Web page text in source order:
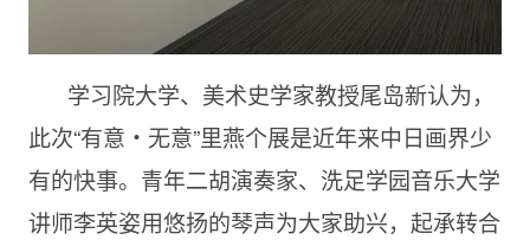
学习院大学、美术史学家教授尾岛新认为，
此次“有意・无意”里燕个展是近年来中日画界少
有的快事。青年二胡演奏家、洗足学园音乐大学
讲师李英姿用悠扬的琴声为大家助兴，起承转合